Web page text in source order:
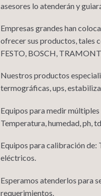
asesores lo atenderán y
Empresas grandes han
ofrecer sus productos, tales
FESTO, BOSCH,
Nuestros productos
termográficas, ups,
Equipos para medir
Temperatura, humedad, ph,
Equipos para calibración de:
eléctricos.
Esperamos atenderlos para
requerimientos.